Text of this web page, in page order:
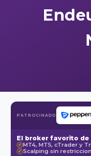
PATROCINADO
El broker favorito
✓ MT4, MT5, cTrader y
✓ Scalping sin